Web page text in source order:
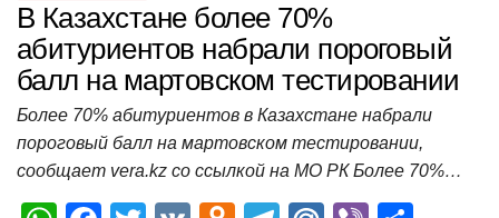
В Казахстане более 70%
абитуриентов набрали пороговый
балл на мартовском тестировании
Более 70% абитуриентов в Казахстане набрали
пороговый балл на мартовском тестировании,
сообщает vera.kz со ссылкой на МО РК Более 70%…